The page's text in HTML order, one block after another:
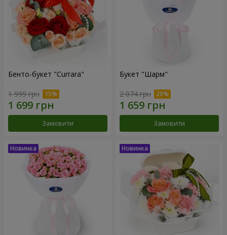
Бенто-букет "Currara"
1 999 грн
Замовити
Букет "Шарм"
2 074 грн
Замовити